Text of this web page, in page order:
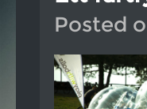
Posted